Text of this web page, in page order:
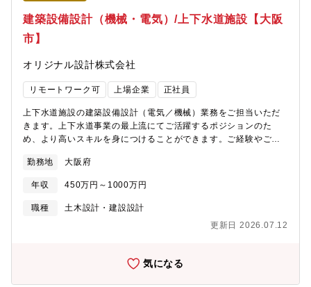
建築設備設計（機械・電気）/上下水道施設【大阪
市】
オリジナル設計株式会社
リモートワーク可 上場企業 正社員
上下水道施設の建築設備設計（電気／機械）業務をご担当いただ
きます。上下水道事業の最上流にてご活躍するポジションのた
め、より高いスキルを身につけることができます。ご経験やご希
水道施設（浄水場、下水処理場、ポンプ場）における建築設備設
計をお任せします。給排水設備、換気設備、空調設備など、建屋
内の各種設備の設計を通じて施設の快適性、安全性、機能性の最
適解を提供します。新設から既存施設更新・改修などを意匠・構
勤務地 大阪府
年収 450万円～1000万円
職種
土木設計・建設設計
更新日 2026.07.12
気になる